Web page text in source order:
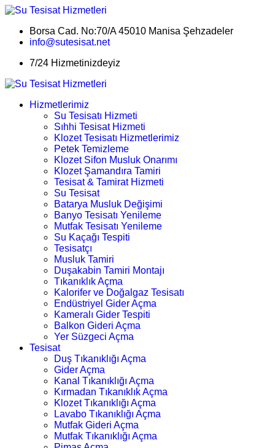
Borsa Cad. No:70/A 45010 Manisa Şehzadeler
info@sutesisat.net
7/24 Hizmetinizdeyiz
Hizmetlerimiz
Su Tesisatı Hizmeti
Sıhhi Tesisat Hizmeti
Klozet Tesisatı Hizmetlerimiz
Petek Temizleme
Klozet Sifon Musluk Onarımı
Klozet Şamandıra Tamiri
Tesisat & Tamirat Hizmeti
Su Tesisat
Batarya Musluk Değişimi
Banyo Tesisatı Yenileme
Mutfak Tesisatı Yenileme
Su Kaçağı Tespiti
Tesisatçı
Musluk Tamiri
Duşakabin Tamiri Montajı
Tıkanıklık Açma
Kalorifer ve Doğalgaz Tesisatı
Endüstriyel Gider Açma
Kameralı Gider Tespiti
Balkon Gideri Açma
Yer Süzgeci Açma
Tesisat
Duş Tıkanıklığı Açma
Gider Açma
Kanal Tıkanıklığı Açma
Kırmadan Tıkanıklık Açma
Klozet Tıkanıklığı Açma
Lavabo Tıkanıklığı Açma
Mutfak Gideri Açma
Mutfak Tıkanıklığı Açma